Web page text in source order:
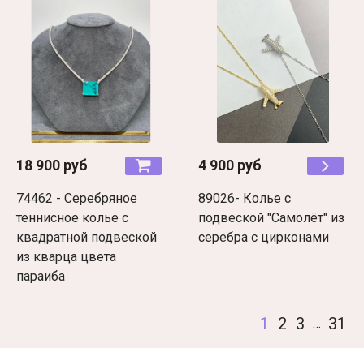
18 900 руб
74462 - Серебряное
теннисное колье с
квадратной подвеской
из кварца цвета
параиба
4 900 руб
89026- Колье с
подвеской "Самолёт" из
серебра с цирконами
1 2 3 … 31